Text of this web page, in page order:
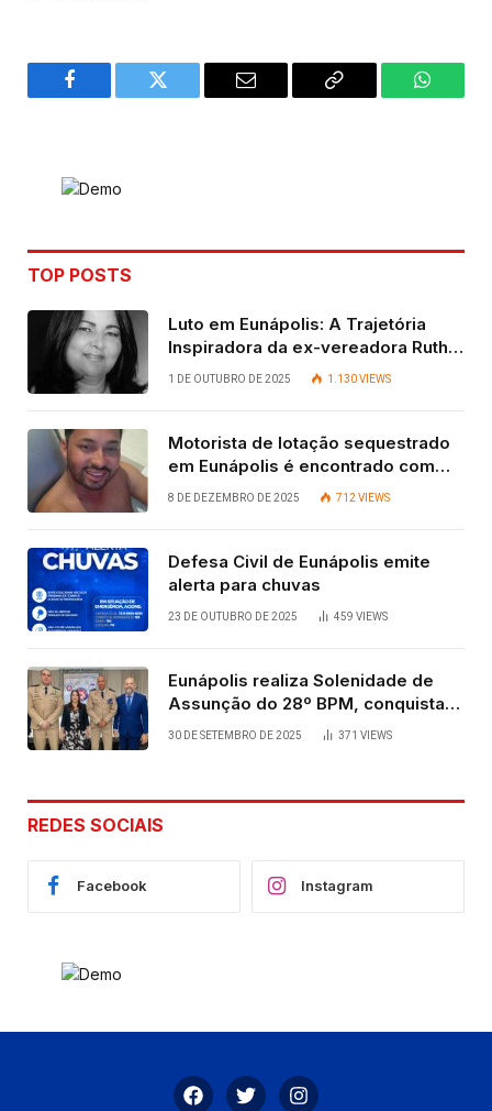
Facebook Twitter Email
Copy
TOP POSTS
Luto em Eunápolis: A Trajetória
Inspiradora da ex-vereadora Ruth
Contadora
1 DE OUTUBRO DE 2025 1.130VIEWS
Motorista de lotação sequestrado
em Eunápolis é encontrado com
vida após quatro dias.
8 DE DEZEMBRO DE 2025 712 VIEWS
Defesa Civil de Eunápolis emite
alerta para chuvas
23 DE OUTUBRO DE 2025 459 VIEWS
Eunápolis realiza Solenidade de
Assunção do 28º BPM, conquista
viabilizada por articulação política
30 DE SETEMBRO DE 2025 371 VIEWS
REDES SOCIAIS
Facebook Instagram